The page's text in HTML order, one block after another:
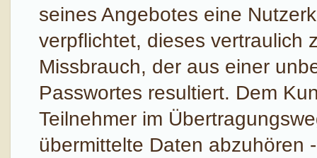
seines Angebotes eine
verpflichtet, dieses vertraulich
Missbrauch, der aus einer
Passwortes resultiert. Dem
Teilnehmer im
übermittelte Daten abzuhören